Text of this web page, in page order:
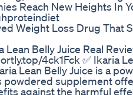
Reach New Heights In
Weight Loss Drug That
Belly Juice Real
4ck1Fck ✅ Ikaria
Lean Belly Juice is a
powdered supplement
against the harmful